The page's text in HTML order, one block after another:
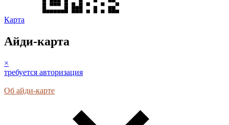
Карта
Айди-карта
×
требуется авторизация
Об айди-карте